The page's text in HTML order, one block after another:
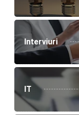
Interviuri
IT